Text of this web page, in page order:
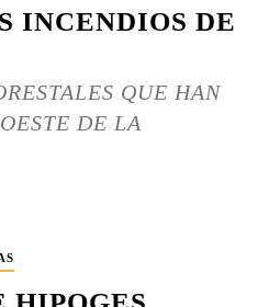
INCENDIOS DE
QUE HAN
DE LA